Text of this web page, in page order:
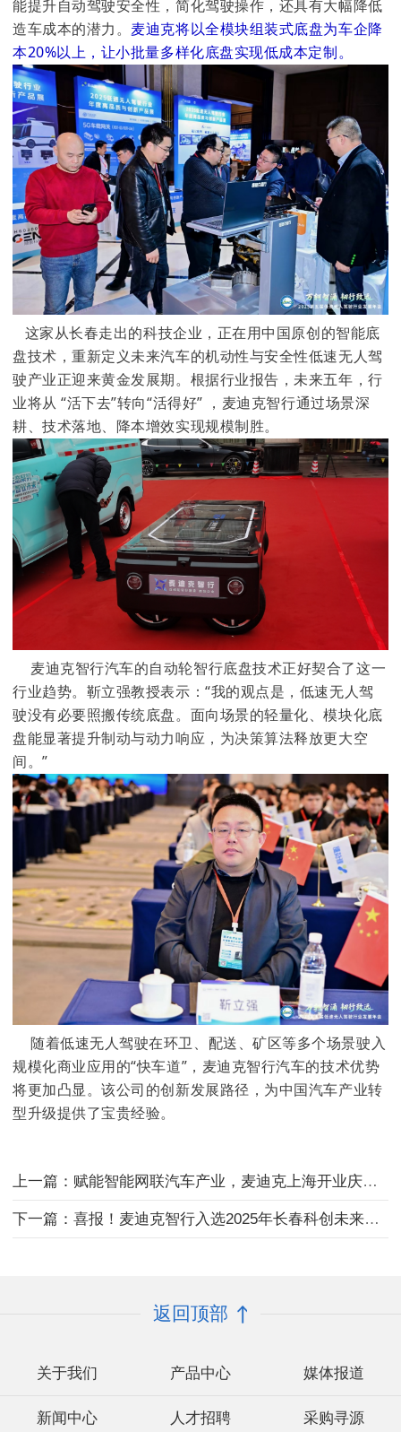
能提升自动驾驶安全性，简化驾驶操作，还具有大幅降低
造车成本的潜力。 麦迪克将以全模块组装式底盘为车企降
本20%以上，让小批量多样化底盘实现低成本定制。
这家从长春走出的科技企业，正在用中国原创的智能底
盘技术，重新定义未来汽车的机动性与安全性低速无人驾
驶产业正迎来黄金发展期。根据行业报告，未来五年，行
业将从 “活下去”转向“活得好” ，麦迪克智行通过场景深
耕、技术落地、降本增效实现规模制胜。
麦迪克智行汽车的自动轮智行底盘技术正好契合了这一
行业趋势。靳立强教授表示：“我的观点是，低速无人驾
驶没有必要照搬传统底盘。面向场景的轻量化、模块化底
盘能显著提升制动与动力响应，为决策算法释放更大空
间。”
随着低速无人驾驶在环卫、配送、矿区等多个场景驶入
规模化商业应用的“快车道”，麦迪克智行汽车的技术优势
将更加凸显。该公司的创新发展路径，为中国汽车产业转
型升级提供了宝贵经验。
上一篇：赋能智能网联汽车产业，麦迪克上海开业庆典圆满落幕
下一篇：喜报！麦迪克智行入选2025年长春科创未来之星十佳企业
返回顶部
关于我们 产品中心 媒体报道
新闻中心 人才招聘 采购寻源